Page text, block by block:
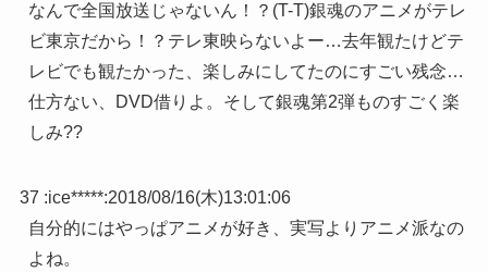
なんで全国放送じゃないん！？(T-T)銀魂のアニメがテレ
ビ東京だから！？テレ東映らないよー…去年観たけどテ
レビでも観たかった、楽しみにしてたのにすごい残念…
仕方ない、DVD借りよ。そして銀魂第2弾ものすごく楽
しみ??
37 :ice*****:2018/08/16(木)13:01:06
自分的にはやっぱアニメが好き、実写よりアニメ派なの
よね。